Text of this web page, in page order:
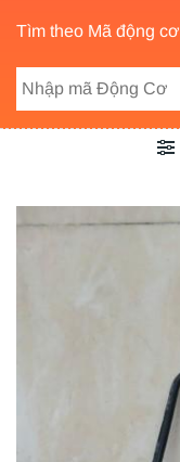
Tìm theo Mã động cơ